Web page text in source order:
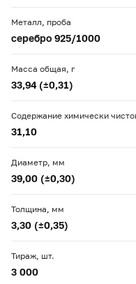
Металл, проба
серебро 925/1000
Масса общая, г
33,94 (±0,31)
Содержание химически
31,10
Диаметр, мм
39,00 (±0,30)
Толщина, мм
3,30 (±0,35)
Тираж, шт.
3 000